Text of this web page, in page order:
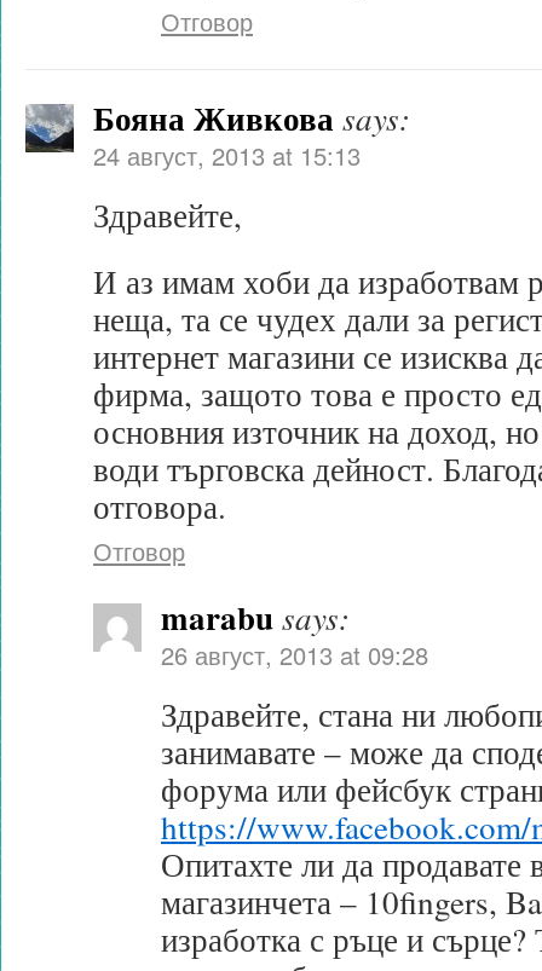
Отговор
Бояна Живкова says:
24 август, 2013 at 15:13
Здравейте,
И аз имам хоби да изработвам
неща, та се чудех дали за
интернет магазини се изисква
фирма, защото това е просто
основния източник на доход,
води търговска дейност.
отговора.
Отговор
marabusays:
26 август, 2013 at 09:28
Здравейте, стана ни
занимавате – може да
форума или фейсбук
https://www.facebook.com/
Опитахте ли да продавате
магазинчета – 10fingers,
изработка с ръце и сърце?